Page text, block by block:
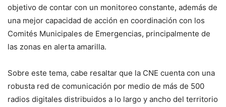
objetivo de contar con un monitoreo constante, además de
una mejor capacidad de acción en coordinación con los
Comités Municipales de Emergencias, principalmente de
las zonas en alerta amarilla.
Sobre este tema, cabe resaltar que la CNE cuenta con una
robusta red de comunicación por medio de más de 500
radios digitales distribuidos a lo largo y ancho del territorio